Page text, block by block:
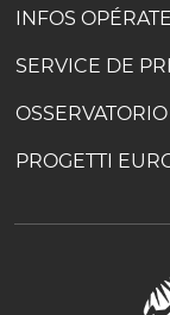
INFOS
SERVICE DE
PROGETTI